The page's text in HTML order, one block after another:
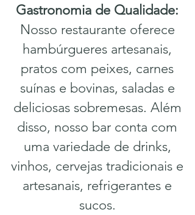
Gastronomia de Qualidade:
Nosso restaurante oferece
hambúrgueres artesanais,
pratos com peixes, carnes
suínas e bovinas, saladas e
deliciosas sobremesas. Além
disso, nosso bar conta com
uma variedade de drinks,
vinhos, cervejas tradicionais e
artesanais, refrigerantes e
sucos.